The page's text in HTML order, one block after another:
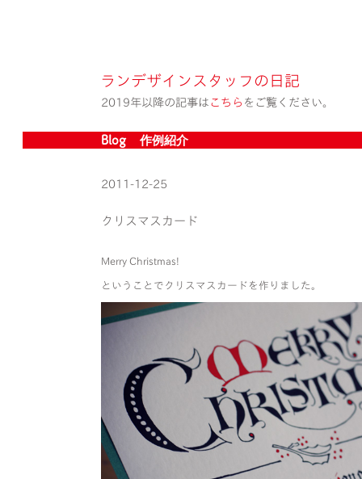
ランデザインスタッフの日記
2019年以降の記事は こちら をご覧ください。
Blog » 作例紹介
2011-12-25
クリスマスカード
Merry Christmas!
ということでクリスマスカードを作りました。